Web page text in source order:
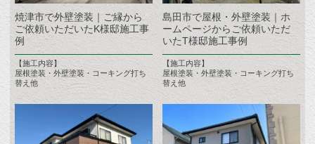
焼津市で外壁塗装｜ご縁から
ご依頼いただいたK様邸施工事
例
【施工内容】
屋根塗装・外壁塗装・コーキング打ち
替え他
島田市で屋根・外壁塗装｜ホ
ームページからご依頼いただ
いたT様邸施工事例
【施工内容】
屋根塗装・外壁塗装・コーキング打ち
替え他